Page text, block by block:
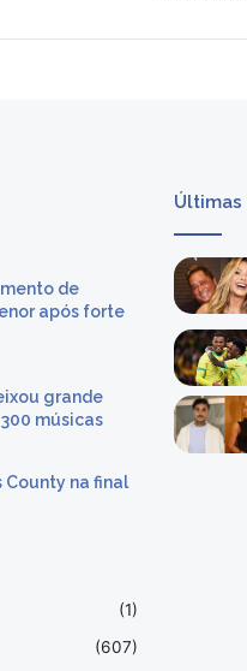
de
após forte
grande
músicas
County na final
(1)
(607)